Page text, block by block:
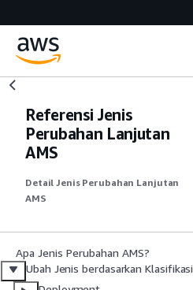
Referensi Jenis
Perubahan Lanjutan
AMS
Detail Jenis Perubahan Lanjutan
AMS
Apa Jenis Perubahan AMS?
Ubah Jenis berdasarkan Klasifikasi